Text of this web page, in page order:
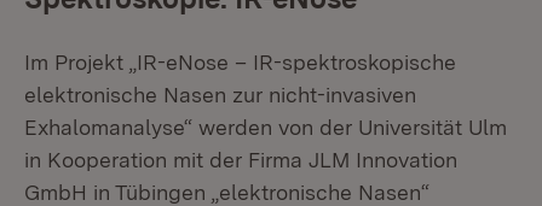
Im Projekt „IR-eNose – IR-spektroskopische
elektronische Nasen zur nicht-invasiven
Exhalomanalyse“ werden von der Universität Ulm
in Kooperation mit der Firma JLM Innovation
GmbH in Tübingen „elektronische Nasen“